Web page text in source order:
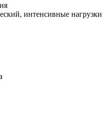
интенсивные нагрузки